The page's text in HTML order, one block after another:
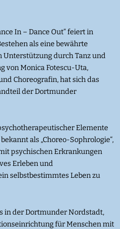
In – Dance Out“ feiert in
als eine bewährte
durch Tanz und
von Monica Fotescu-Uta,
Choreografin, hat sich das
der Dortmunder
Elemente
als „Choreo-Sophrologie“,
psychischen Erkrankungen
Erleben und
selbstbestimmtes Leben zu
in der Dortmunder Nordstadt,
für Menschen mit